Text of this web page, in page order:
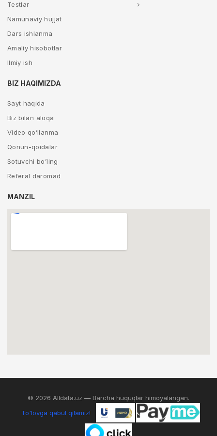
Testlar
Namunaviy hujjat
Dars ishlanma
Amaliy hisobotlar
Ilmiy ish
BIZ HAQIMIZDA
Sayt haqida
Biz bilan aloqa
Video qo’llanma
Qonun-qoidalar
Sotuvchi bo’ling
Referal daromad
MANZIL
© 2026 Alldata.uz — Barcha huquqlar himoyalangan.
To'lovga qabul qilamiz!